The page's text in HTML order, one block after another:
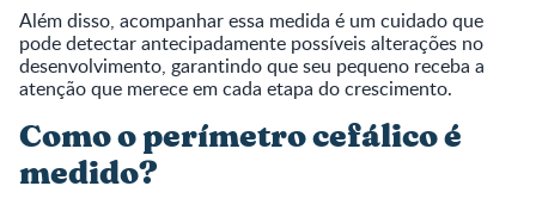
Além disso, acompanhar essa medida é um cuidado que
pode detectar antecipadamente possíveis alterações no
desenvolvimento, garantindo que seu pequeno receba a
atenção que merece em cada etapa do crescimento.
Como o perímetro cefálico é
medido?